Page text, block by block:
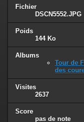
Fichier
DSCN5552.JPG
Poids
144 Ko
Albums
Tour de
des
Visites
2637
Score
pas de note